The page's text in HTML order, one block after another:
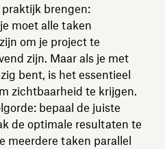
praktijk brengen:
moet alle taken
om je project te
zijn. Maar als je met
bent, is het essentieel
zichtbaarheid te krijgen.
bepaal de juiste
de optimale resultaten te
meerdere taken parallel